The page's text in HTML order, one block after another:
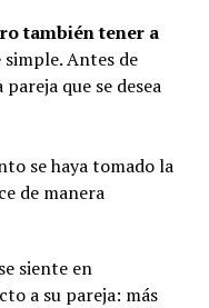
también tener a
simple. Antes de
que se desea
se haya tomado la
de manera
siente en
a su pareja: más